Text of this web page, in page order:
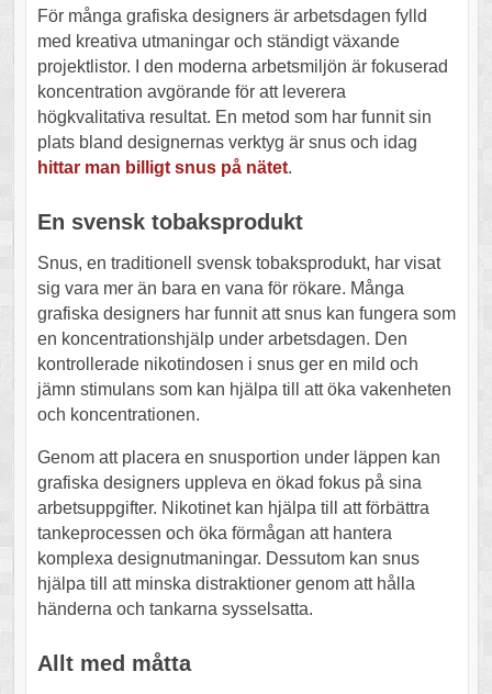
För många grafiska designers är arbetsdagen fylld
med kreativa utmaningar och ständigt växande
projektlistor. I den moderna arbetsmiljön är fokuserad
koncentration avgörande för att leverera
högkvalitativa resultat. En metod som har funnit sin
plats bland designernas verktyg är snus och idag
hittar man billigt snus på nätet.
En svensk tobaksprodukt
Snus, en traditionell svensk tobaksprodukt, har visat
sig vara mer än bara en vana för rökare. Många
grafiska designers har funnit att snus kan fungera som
en koncentrationshjälp under arbetsdagen. Den
kontrollerade nikotindosen i snus ger en mild och
jämn stimulans som kan hjälpa till att öka vakenheten
och koncentrationen.
Genom att placera en snusportion under läppen kan
grafiska designers uppleva en ökad fokus på sina
arbetsuppgifter. Nikotinet kan hjälpa till att förbättra
tankeprocessen och öka förmågan att hantera
komplexa designutmaningar. Dessutom kan snus
hjälpa till att minska distraktioner genom att hålla
händerna och tankarna sysselsatta.
Allt med måtta